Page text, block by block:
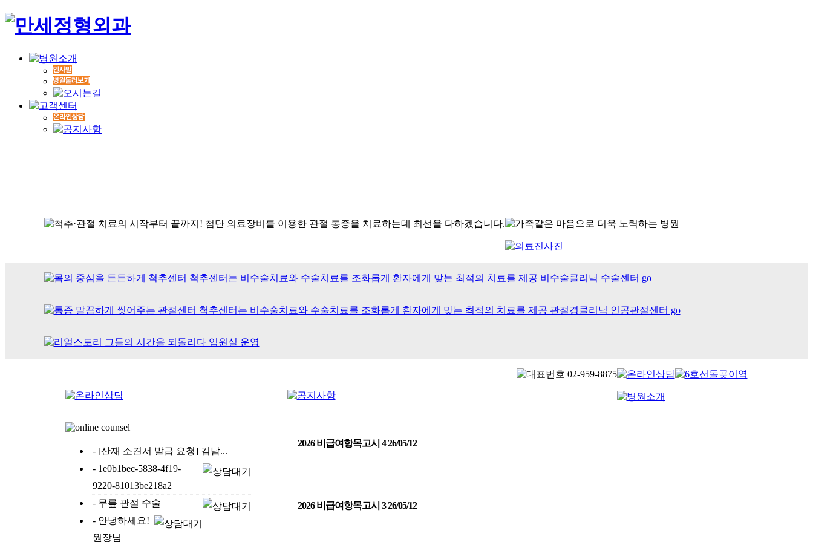
- [산재 소견서 발급 요청] 김남...
- 1e0b1bec-5838-4f19-
9220-81013be218a2
- 무릎 관절 수술
- 안녕하세요!
원장님
2026 비급여항목고시 4 26/05/12
2026 비급여항목고시 3 26/05/12